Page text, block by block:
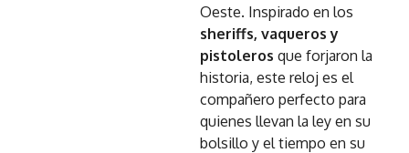
Oeste. Inspirado en los
sheriffs, vaqueros y
pistoleros que forjaron la
historia, este reloj es el
compañero perfecto para
quienes llevan la ley en su
bolsillo y el tiempo en su